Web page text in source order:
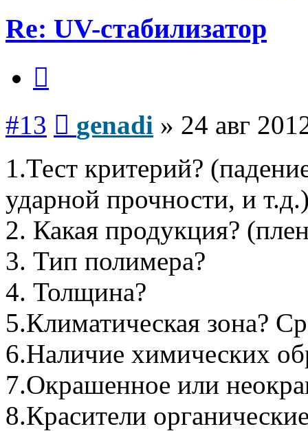
Re: UV-стабилизатор
#13 genadi » 24 авг
1.Тест критерий?
ударной прочности, и
2. Какая продукция?
3. Тип полимера?
4. Толщина?
5.Климатическая зона?
6.Наличие химических
7.Окрашенное или
8.Красители